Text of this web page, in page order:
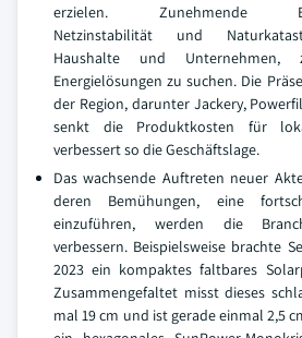
erzielen. Zunehmende
Netzinstabilität und
Haushalte und Unternehmen,
Energielösungen zu suchen. Die
der Region, darunter Jackery,
senkt die Produktkosten für
verbessert so die Geschäftslage.
Das wachsende Auftreten neuer
deren Bemühungen, eine
einzuführen, werden die
verbessern. Beispielsweise brachte
2023 ein kompaktes faltbares
Zusammengefaltet misst dieses
mal 19 cm und ist gerade einmal 2,5